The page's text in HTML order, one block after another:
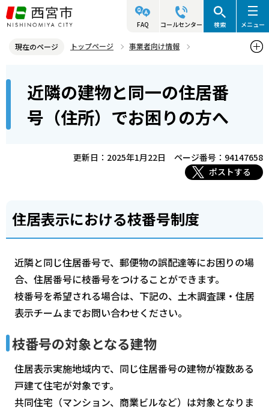
こ
の
ジ
頭
FAQ コールセンター 検索 メニュー
現在のページ トップページ
事業者向け情報
近隣の建物と同一の住居番号（住所）でお困りの方へ
近隣の建物と同一の住居番
号（住所）でお困りの方へ
更新日：2025年1月22日
ページ番号：94147658
ポストする
住居表示における枝番号制度
近隣と同じ住居番号で、郵便物の誤配達等にお困りの場
合、住居番号に枝番号をつけることができます。
枝番号を希望される場合は、下記の、土木調査課・住居
表示チームまでお問い合わせください。
枝番号の対象となる建物
住居表示実施地域内で、同じ住居番号の建物が複数ある
戸建て住宅が対象です。
共同住宅（マンション、商業ビルなど）は対象となりま